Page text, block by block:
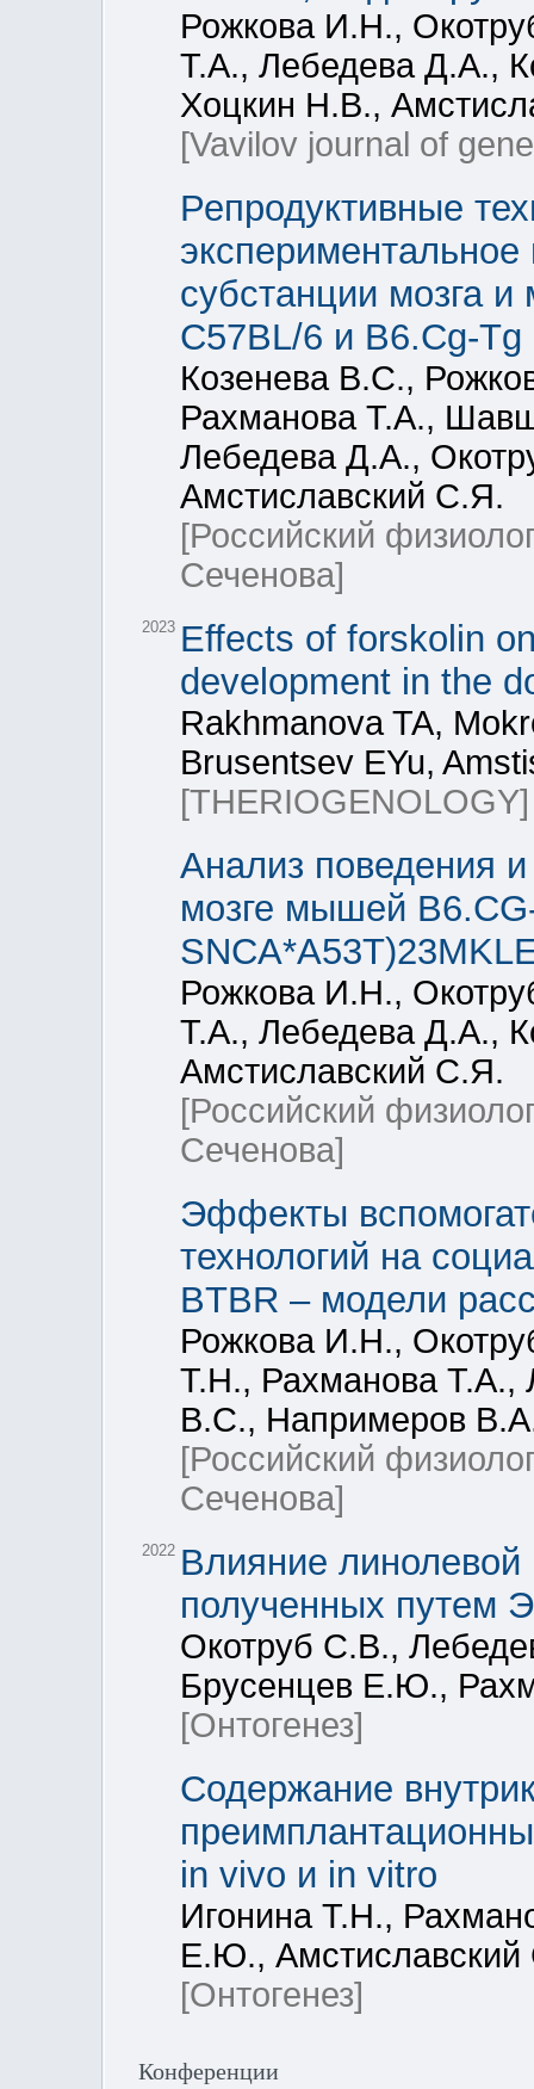
Рожкова И.Н.,
Т.А., Лебедева Д.А.,
Хоцкин Н.В.,
[Vavilov journal of
Репродуктивные
субстанции мозга
C57BL/6 и B6.Cg-Tg
Козенева В.С.,
Рахманова Т.А.,
Лебедева Д.А.,
Амстиславский С.Я.
[Российский
Сеченова]
2023 Effects of forskolin
development in the
Rakhmanova TA,
Brusentsev EYu,
[THERIOGENOLOGY]
Анализ поведения
мозге мышей
Рожкова И.Н.,
Т.А., Лебедева Д.А.,
Амстиславский С.Я.
[Российский
Сеченова]
Эффекты
технологий на
BTBR – модели
Рожкова И.Н.,
Т.Н., Рахманова Т.А.,
В.С., Напримеров
[Российский
Сеченова]
2022 Влияние линолевой
полученных путем
Окотруб С.В.,
Брусенцев Е.Ю.,
[Онтогенез]
Содержание
in vivo и in vitro
Игонина Т.Н.,
Е.Ю.,
[Онтогенез]
Конференции